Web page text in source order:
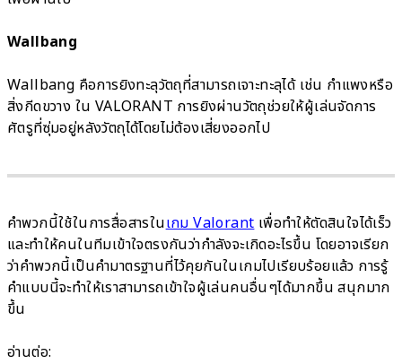
Wallbang
Wallbang คือการยิงทะลุวัตถุที่สามารถเจาะทะลุได้ เช่น กำแพงหรือ
สิ่งกีดขวาง ใน VALORANT การยิงผ่านวัตถุช่วยให้ผู้เล่นจัดการ
ศัตรูที่ซุ่มอยู่หลังวัตถุได้โดยไม่ต้องเสี่ยงออกไป
คำพวกนี้ใช้ในการสื่อสารในเกม Valorant เพื่อทำให้ตัดสินใจได้เร็ว
และทำให้คนในทีมเข้าใจตรงกันว่ากำลังจะเกิดอะไรขึ้น โดยอาจเรียก
ว่าคำพวกนี้เป็นคำมาตรฐานที่ไว้คุยกันในเกมไปเรียบร้อยแล้ว การรู้
คำแบบนี้จะทำให้เราสามารถเข้าใจผู้เล่นคนอื่นๆได้มากขึ้น สนุกมาก
ขึ้น
อ่านต่อ: